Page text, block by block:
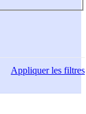
Appliquerles filtres